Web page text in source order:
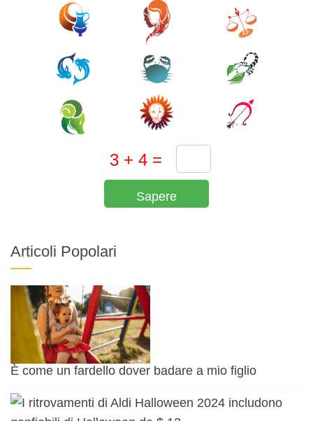
Sapere
Articoli Popolari
È come un fardello dover badare a mio figlio